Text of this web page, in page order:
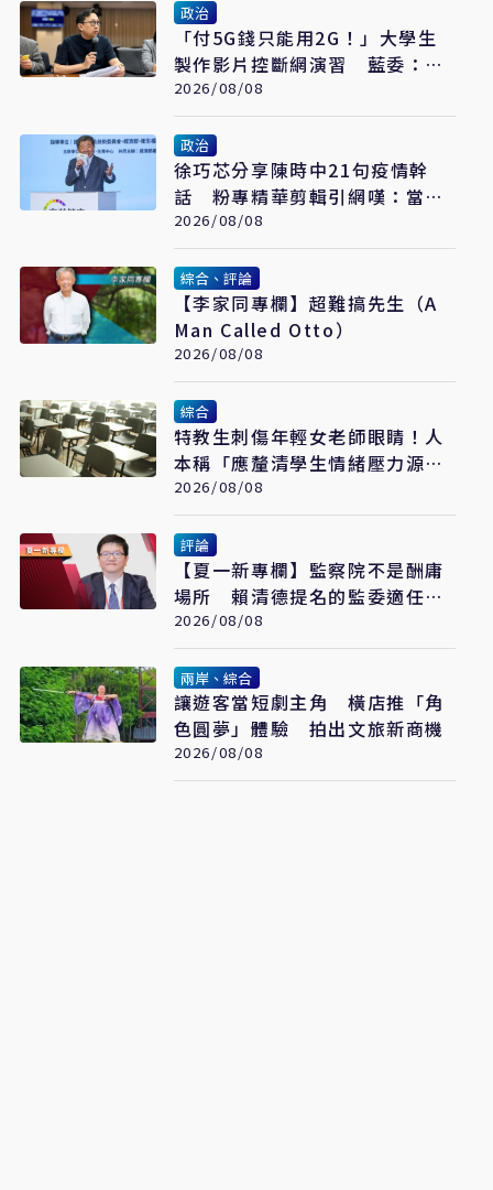
政治
「付5G錢只能用2G！」大學生
製作影片控斷網演習 藍委：拒
絕假國安假警報
2026/08/08
政治
​徐巧芯分享陳時中21句疫情幹
話 粉專精華剪輯引網嘆：當時
真的是囂張
2026/08/08
綜合、評論
【李家同專欄】超難搞先生（A
Man Called Otto）
2026/08/08
綜合
特教生刺傷年輕女老師眼睛！人
本稱「應釐清學生情緒壓力源」
遭網罵爆
2026/08/08
評論
【夏一新專欄】監察院不是酬庸
場所 賴清德提名的監委適任
嗎？
2026/08/08
兩岸、綜合
讓遊客當短劇主角 橫店推「角
色圓夢」體驗 拍出文旅新商機
2026/08/08